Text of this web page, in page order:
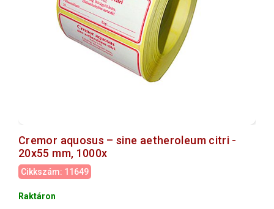
Cremor aquosus – sine aetheroleum citri -
20x55 mm, 1000x
Cikkszám: 11649
Raktáron